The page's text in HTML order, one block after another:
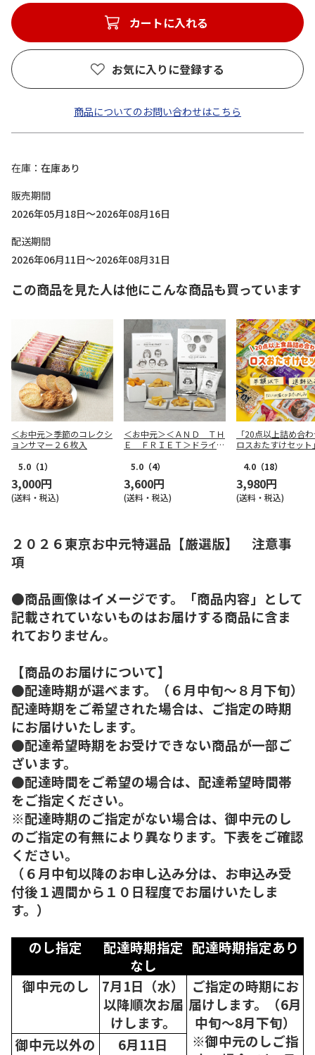
カートに入れる
お気に入りに登録する
商品についてのお問い合わせはこちら
在庫
在庫あり
販売期間
2026年05月18日～2026年08月16日
配送期間
2026年06月11日～2026年08月31日
この商品を見た人は他にこんな商品も買っています
＜お中元＞季節のコレクシ
ョンサマー２６枚入
5.0 （1）
3,000円
(送料・税込)
＜お中元＞＜ＡＮＤ ＴＨ
Ｅ ＦＲＩＥＴ＞ドライフ
5.0 （4）
3,600円
(送料・税込)
「20点以上詰め合
ロスおたすけセット
4.0 （18）
3,980円
(送料・税込)
２０２６東京お中元特選品【厳選版】 注意事
項
●商品画像はイメージです。「商品内容」として
記載されていないものはお届けする商品に含ま
れておりません。
【商品のお届けについて】
●配達時期が選べます。（６月中旬～８月下旬）
配達時期をご希望された場合は、ご指定の時期
にお届けいたします。
●配達希望時期をお受けできない商品が一部ご
ざいます。
●配達時間をご希望の場合は、配達希望時間帯
をご指定ください。
※配達時期のご指定がない場合は、御中元のし
のご指定の有無により異なります。下表をご確認
ください。
（６月中旬以降のお申し込み分は、お申込み受
付後１週間から１０日程度でお届けいたしま
す。）
のし指定
配達時期指定
なし
配達時期指定あり
御中元のし
7月1日（水）
以降順次お届
けします。
ご指定の時期にお
届けします。（6月
中旬～8月下旬）
※御中元のしご指
御中元以外の
6月11日